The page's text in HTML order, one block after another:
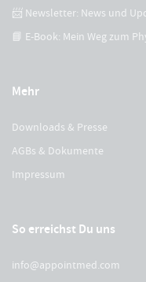
Mehr
Downloads & Presse
AGBs & Dokumente
Impressum
So erreichst Du uns
info@appointmed.com